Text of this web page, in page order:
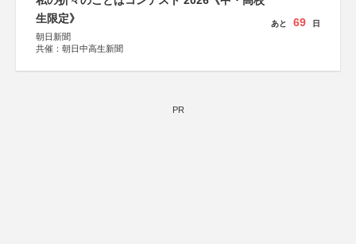
生限定》
朝日新聞
共催：朝日中高生新聞
あと 69 日
PR